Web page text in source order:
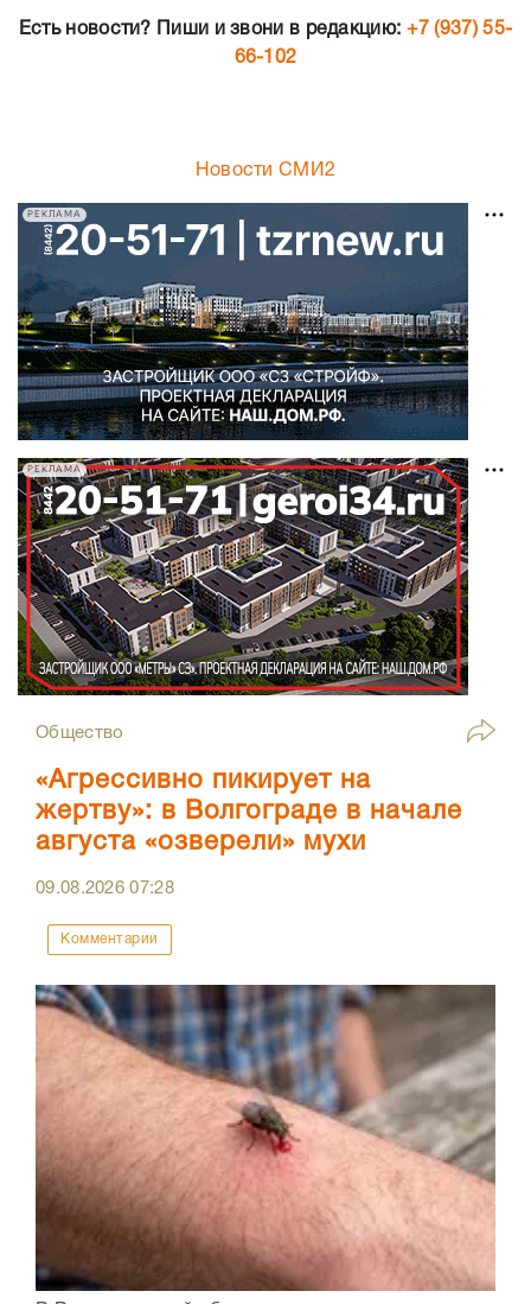
Есть новости? Пиши и звони в редакцию: +7 (937) 55-
66-102
Новости СМИ2
РЕКЛАМА
РЕКЛАМА
Общество
«Агрессивно пикирует на
жертву»: в Волгограде в начале
августа «озверели» мухи
09.08.202607:28
Комментарии